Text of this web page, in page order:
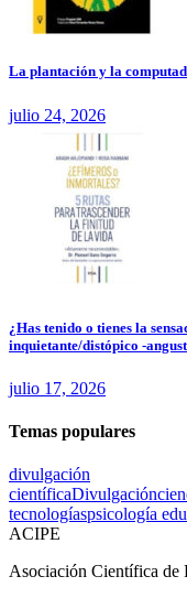
La plantación y la
julio 24, 2026
¿Has tenido o tienes la
inquietante/distópico -
julio 17, 2026
Temas populares
divulgación
científicaDivulgación
tecnologíaspsicología
ACIPE
Asociación Científica de